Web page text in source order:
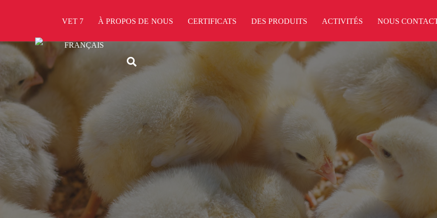
VET 7 À PROPOS DE NOUS CERTIFICATS DES PRODUITS ACTIVITÉS NOUS
FRANÇAIS